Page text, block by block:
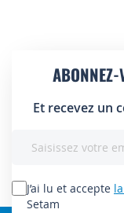
ABONNEZ-
Et recevez un
lettre
d’information
J’ai lu et accepte
Setam